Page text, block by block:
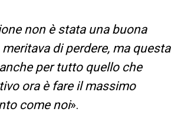
non è stata una buona
di perdere, ma questa
per tutto quello che
ora è fare il massimo
come noi».